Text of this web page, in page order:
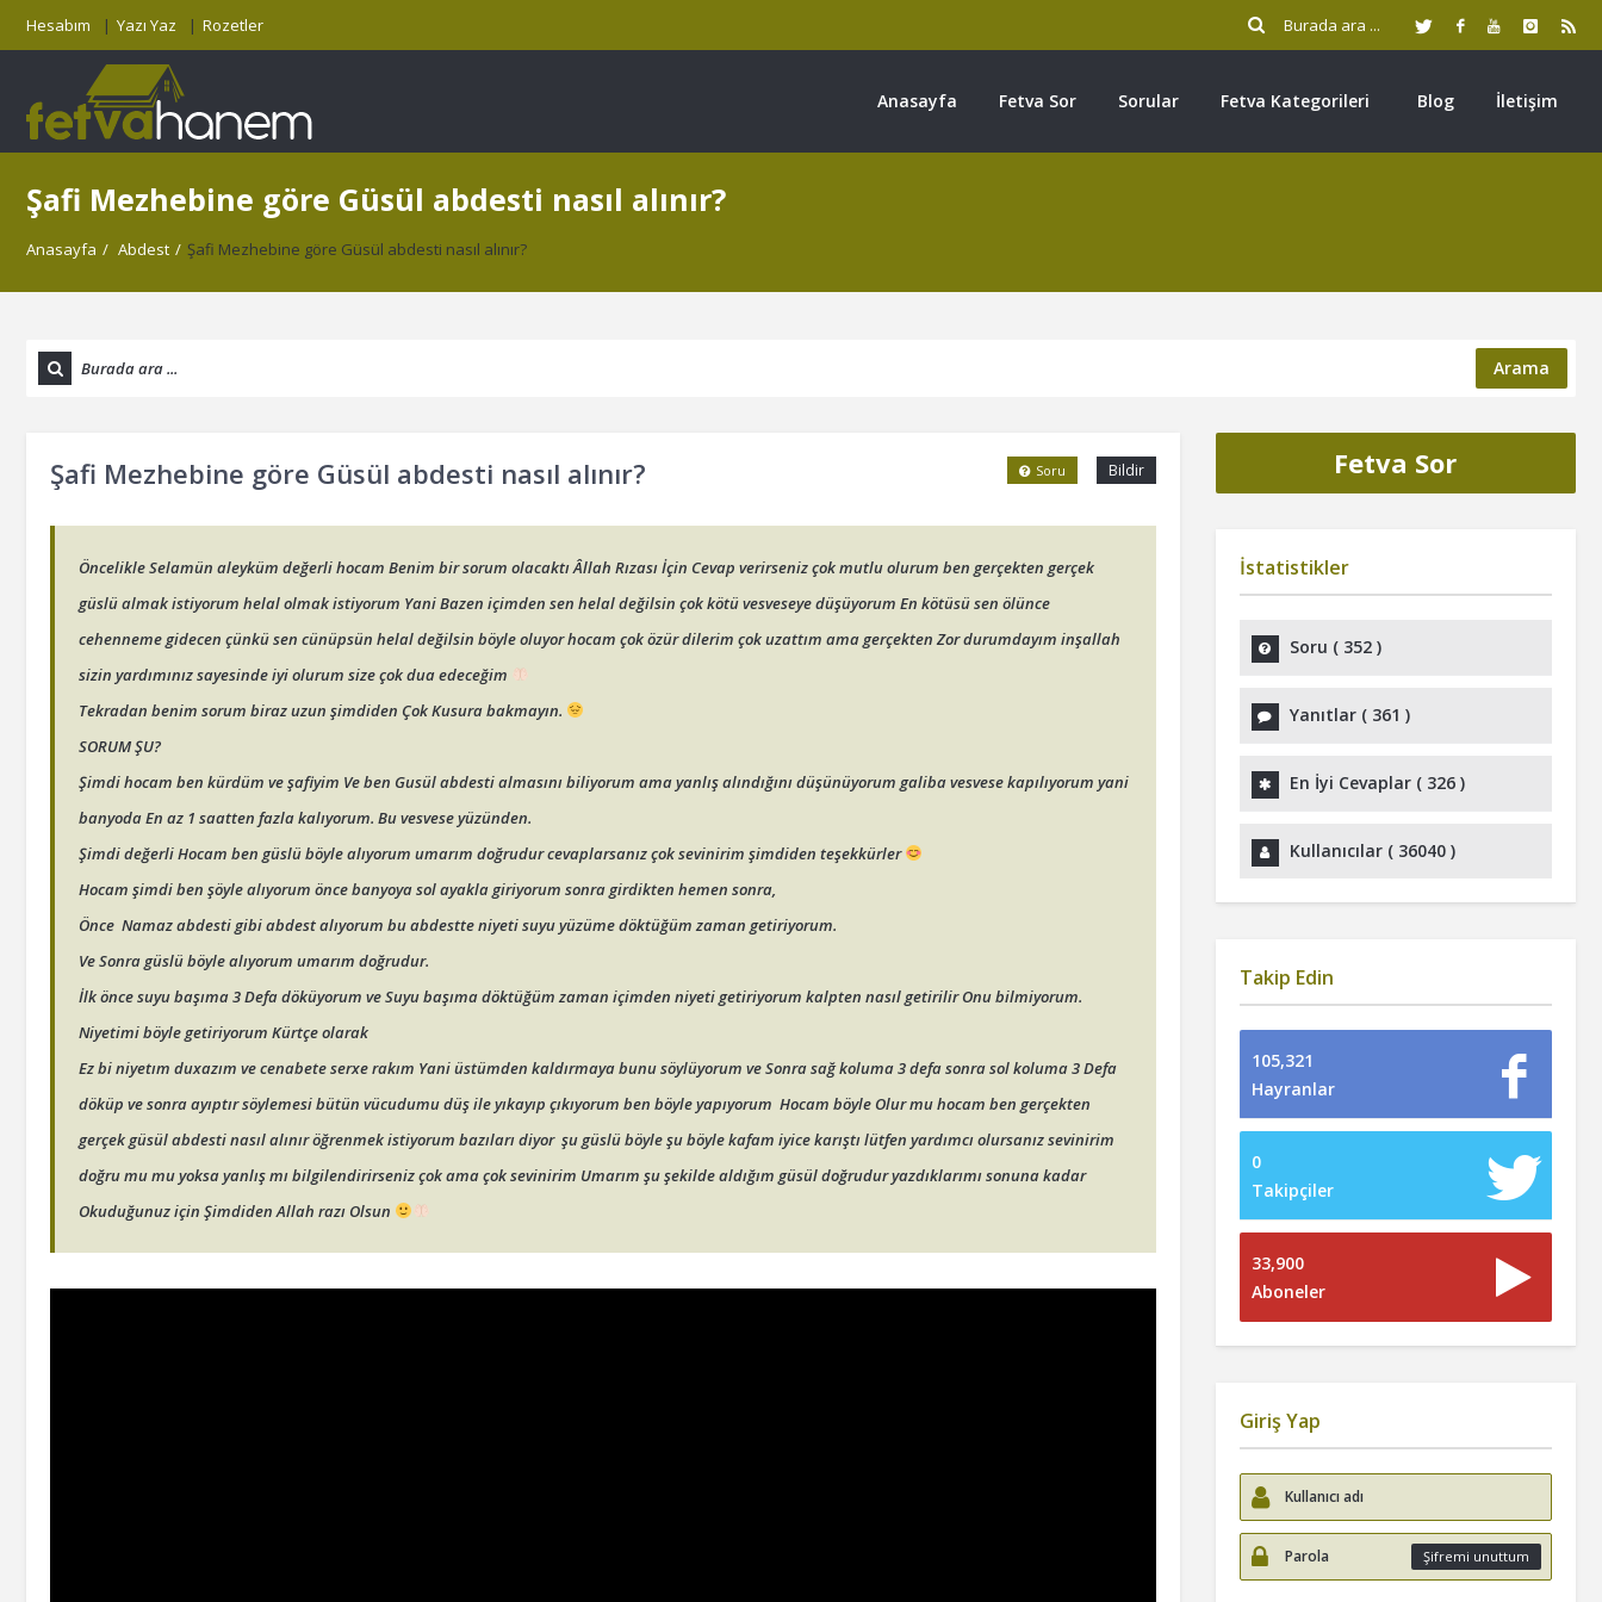
Hesabım Yazı Yaz Rozetler
Anasayfa Fetva Sor Sorular Fetva Kategorileri Blog İletişim
Şafi Mezhebine göre Güsül abdesti nasıl alınır?
Anasayfa / Abdest / Şafi Mezhebine göre Güsül abdesti nasıl alınır?
Arama
Şafi Mezhebine göre Güsül abdesti nasıl alınır? Bildir
Soru
Öncelikle Selamün aleyküm değerli hocam Benim bir sorum olacaktı Âllah Rızası İçin Cevap verirseniz çok mutlu olurum ben gerçekten gerçek
güslü almak istiyorum helal olmak istiyorum Yani Bazen içimden sen helal değilsin çok kötü vesveseye düşüyorum En kötüsü sen ölünce
cehenneme gidecen çünkü sen cünüpsün helal değilsin böyle oluyor hocam çok özür dilerim çok uzattım ama gerçekten Zor durumdayım inşallah
sizin yardımınız sayesinde iyi olurum size çok dua edeceğim
Tekradan benim sorum biraz uzun şimdiden Çok Kusura bakmayın.
SORUM ŞU?
Şimdi hocam ben kürdüm ve şafiyim Ve ben Gusül abdesti almasını biliyorum ama yanlış alındığını düşünüyorum galiba vesvese kapılıyorum yani
banyoda En az 1 saatten fazla kalıyorum. Bu vesvese yüzünden.
Şimdi değerli Hocam ben güslü böyle alıyorum umarım doğrudur cevaplarsanız çok sevinirim şimdiden teşekkürler
Hocam şimdi ben şöyle alıyorum önce banyoya sol ayakla giriyorum sonra girdikten hemen sonra,
Önce Namaz abdesti gibi abdest alıyorum bu abdestte niyeti suyu yüzüme döktüğüm zaman getiriyorum.
Ve Sonra güslü böyle alıyorum umarım doğrudur.
İlk önce suyu başıma 3 Defa döküyorum ve Suyu başıma döktüğüm zaman içimden niyeti getiriyorum kalpten nasıl getirilir Onu bilmiyorum.
Niyetimi böyle getiriyorum Kürtçe olarak
Ez bi niyetım duxazım ve cenabete serxe rakım Yani üstümden kaldırmaya bunu söylüyorum ve Sonra sağ koluma 3 defa sonra sol koluma 3 Defa
döküp ve sonra ayıptır söylemesi bütün vücudumu düş ile yıkayıp çıkıyorum ben böyle yapıyorum Hocam böyle Olur mu hocam ben gerçekten
gerçek güsül abdesti nasıl alınır öğrenmek istiyorum bazıları diyor şu güslü böyle şu böyle kafam iyice karıştı lütfen yardımcı olursanız sevinirim
doğru mu mu yoksa yanlış mı bilgilendirirseniz çok ama çok sevinirim Umarım şu şekilde aldığım güsül doğrudur yazdıklarımı sonuna kadar
Okuduğunuz için Şimdiden Allah razı Olsun
Fetva Sor
İstatistikler
Soru ( 352)
Yanıtlar ( 361 )
En İyi Cevaplar ( 326)
Kullanıcılar ( 36040)
Takip Edin
105,321
Hayranlar
0
Takipçiler
33,900
Aboneler
Giriş Yap
Şifremi unuttum